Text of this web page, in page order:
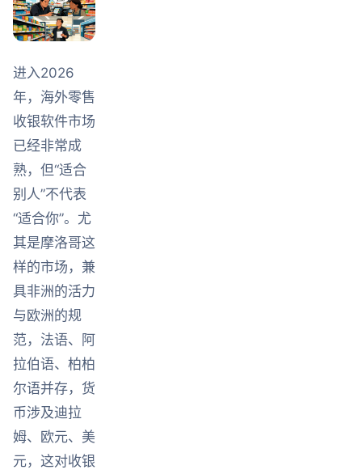
进入2026
年，海外零售
收银软件市场
已经非常成
熟，但“适合
别人”不代表
“适合你”。尤
其是摩洛哥这
样的市场，兼
具非洲的活力
与欧洲的规
范，法语、阿
拉伯语、柏柏
尔语并存，货
币涉及迪拉
姆、欧元、美
元，这对收银